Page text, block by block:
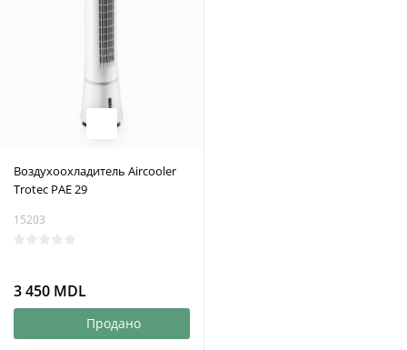
Воздухоохладитель Aircooler
Trotec PAE 29
15203
3 450 MDL
Продано